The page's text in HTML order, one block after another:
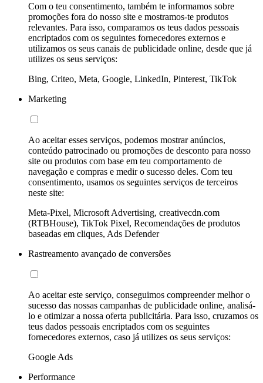
Com o teu consentimento, também te informamos sobre
promoções fora do nosso site e mostramos-te produtos
relevantes. Para isso, comparamos os teus dados pessoais
encriptados com os seguintes fornecedores externos e
utilizamos os seus canais de publicidade online, desde que já
utilizes os seus serviços:
Bing, Criteo, Meta, Google, LinkedIn, Pinterest, TikTok
Marketing
Ao aceitar esses serviços, podemos mostrar anúncios,
conteúdo patrocinado ou promoções de desconto para nosso
site ou produtos com base em teu comportamento de
navegação e compras e medir o sucesso deles. Com teu
consentimento, usamos os seguintes serviços de terceiros
neste site:
Meta-Pixel, Microsoft Advertising, creativecdn.com
(RTBHouse), TikTok Pixel, Recomendações de produtos
baseadas em cliques, Ads Defender
Rastreamento avançado de conversões
Ao aceitar este serviço, conseguimos compreender melhor o
sucesso das nossas campanhas de publicidade online, analisá-
lo e otimizar a nossa oferta publicitária. Para isso, cruzamos os
teus dados pessoais encriptados com os seguintes
fornecedores externos, caso já utilizes os seus serviços:
Google Ads
Performance